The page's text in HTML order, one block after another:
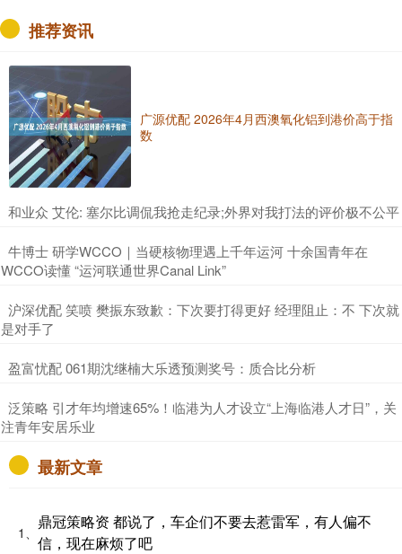
推荐资讯
广源优配 2026年4月西澳氧化铝到港价高于指
数
​和业众 艾伦: 塞尔比调侃我抢走纪录;外界对我打法的评价极不公平
​牛博士 研学WCCO｜当硬核物理遇上千年运河 十余国青年在
WCCO读懂 “运河联通世界Canal Link”
​沪深优配 笑喷 樊振东致歉：下次要打得更好 经理阻止：不 下次就
是对手了
​盈富忧配 061期沈继楠大乐透预测奖号：质合比分析
​泛策略 引才年均增速65%！临港为人才设立“上海临港人才日”，关
注青年安居乐业
最新文章
1、
鼎冠策略资 都说了，车企们不要去惹雷军，有人偏不
信，现在麻烦了吧